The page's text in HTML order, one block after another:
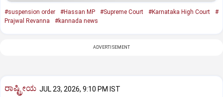
#suspension order #Hassan MP #Supreme Court #Karnataka High Court
#
Prajwal Revanna
#kannada news
ADVERTISEMENT
ರಾಷ್ಟ್ರೀಯ JUL 23, 2026, 9:10 PM IST